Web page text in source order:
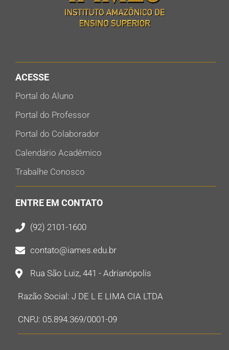
ACESSE
Portal do Aluno
Portal do Professor
Portal do Colaborador
Calendário Acadêmico
Trabalhe Conosco
ENTRE EM CONTATO
(92) 2101-1600
contato@iames.edu.br
Rua São Luiz, 441 - Adrianópolis
Razão Social: J DE L E LIMA CIA LTDA
CNPJ: 05.894.369/0001-09